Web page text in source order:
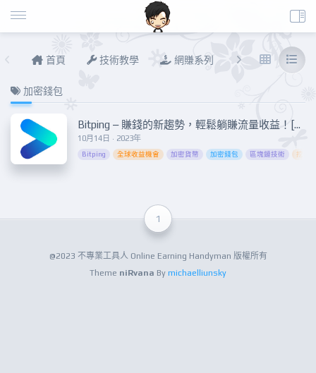
首頁 技術教學 網賺系列 說說進度
加密錢包
10月14日 · 2023年
Bitping – 賺錢的新趨勢，輕鬆躺賺流量收益！[進階Docker]
Bitping 全球收益機會 加密貨幣 加密錢包 區塊鏈技術 挖礦
1
@2023 不專業工具人 Online Earning Handyman 版權所有
Theme niRvana By michaelliunsky